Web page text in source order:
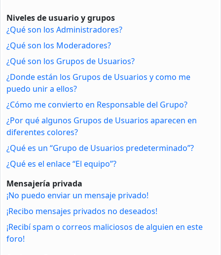
Niveles de usuario y grupos
¿Qué son los Administradores?
¿Qué son los Moderadores?
¿Qué son los Grupos de Usuarios?
¿Donde están los Grupos de Usuarios y como me
puedo unir a ellos?
¿Cómo me convierto en Responsable del Grupo?
¿Por qué algunos Grupos de Usuarios aparecen en
diferentes colores?
¿Qué es un “Grupo de Usuarios predeterminado”?
¿Qué es el enlace “El equipo”?
Mensajería privada
¡No puedo enviar un mensaje privado!
¡Recibo mensajes privados no deseados!
¡Recibí spam o correos maliciosos de alguien en este
foro!